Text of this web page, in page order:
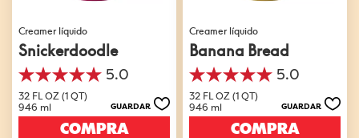
Creamer líquido
Snickerdoodle
5.0
5.0
de
5
estrellas.
32 FL OZ (1 QT)
946 ml
GUARDAR
COMPRA
Creamer líquido
Banana Bread
5.0
5.0
de
5
estrellas.
32 FL OZ (1 QT)
946 ml
GUARDAR
COMPRA